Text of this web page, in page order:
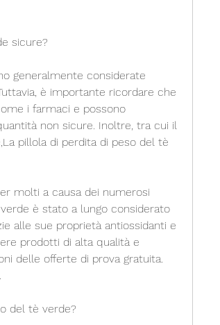
sicure?
generalmente considerate
è importante ricordare che
i farmaci e possono
non sicure. Inoltre, tra cui il
pillola di perdita di peso del tè
molti a causa dei numerosi
è stato a lungo considerato
alle sue proprietà antiossidanti e
prodotti di alta qualità e
delle offerte di prova gratuita.
del tè verde?